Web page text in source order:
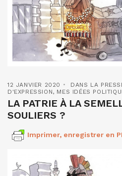
12 JANVIER 2020 DANS LA
D'EXPRESSION, MES IDÉES
LA PATRIE À LA
SOULIERS ?
Imprimer, enregistrer en